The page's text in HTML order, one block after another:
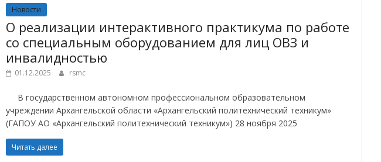
Новости
О реализации интерактивного практикума по работе
со специальным оборудованием для лиц ОВЗ и
инвалидностью
01.12.2025 rsmc
В государственном автономном профессиональном образовательном
учреждении Архангельской области «Архангельский политехнический техникум»
(ГАПОУ АО «Архангельский политехнический техникум») 28 ноября 2025
Читать далее